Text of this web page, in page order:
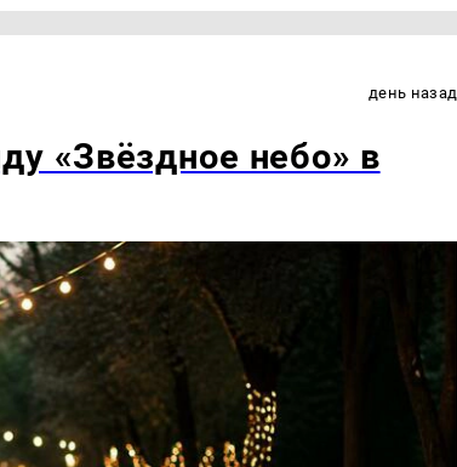
день назад
«Звёздное небо» в